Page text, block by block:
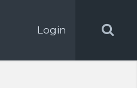
Login